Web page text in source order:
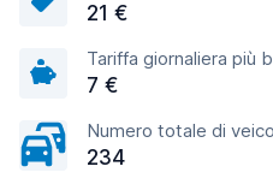
21 €
Tariffa giornaliera più
7 €
Numero totale di
234